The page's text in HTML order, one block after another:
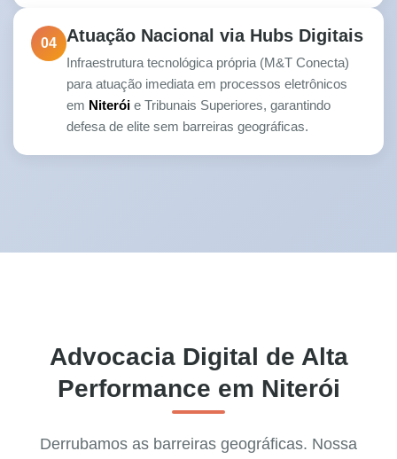
04 Atuação Nacional via Hubs Digitais
Infraestrutura tecnológica própria (M&T Conecta)
para atuação imediata em processos eletrônicos
em Niterói e Tribunais Superiores, garantindo
defesa de elite sem barreiras geográficas.
Advocacia Digital de Alta
Performance em Niterói
Derrubamos as barreiras geográficas. Nossa